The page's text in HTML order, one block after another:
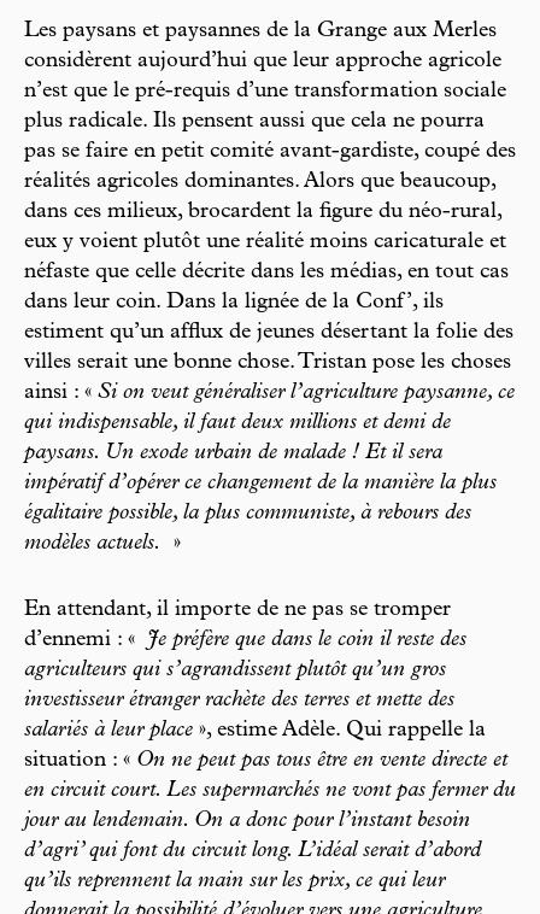
Les paysans et paysannes de la Grange aux Merles
considèrent aujourd’hui que leur approche agricole
n’est que le pré-requis d’une transformation sociale
plus radicale. Ils pensent aussi que cela ne pourra
pas se faire en petit comité avant-gardiste, coupé des
réalités agricoles dominantes. Alors que beaucoup,
dans ces milieux, brocardent la figure du néo-rural,
eux y voient plutôt une réalité moins caricaturale et
néfaste que celle décrite dans les médias, en tout cas
dans leur coin. Dans la lignée de la Conf’, ils
estiment qu’un afflux de jeunes désertant la folie des
villes serait une bonne chose. Tristan pose les choses
ainsi : « Si on veut généraliser l’agriculture paysanne, ce
qui indispensable, il faut deux millions et demi de
paysans. Un exode urbain de malade ! Et il sera
impératif d’opérer ce changement de la manière la plus
égalitaire possible, la plus communiste, à rebours des
modèles actuels.
»
En attendant, il importe de ne pas se tromper
d’ennemi : «
Je préfère que dans le coin il reste des
agriculteurs qui s’agrandissent plutôt qu’un gros
investisseur étranger rachète des terres et mette des
salariés à leur place », estime Adèle. Qui rappelle la
situation : « On ne peut pas tous être en vente directe et
en circuit court. Les supermarchés ne vont pas fermer du
jour au lendemain. On a donc pour l’instant besoin
d’agri’ qui font du circuit long. L’idéal serait d’abord
qu’ils reprennent la main sur les prix, ce qui leur